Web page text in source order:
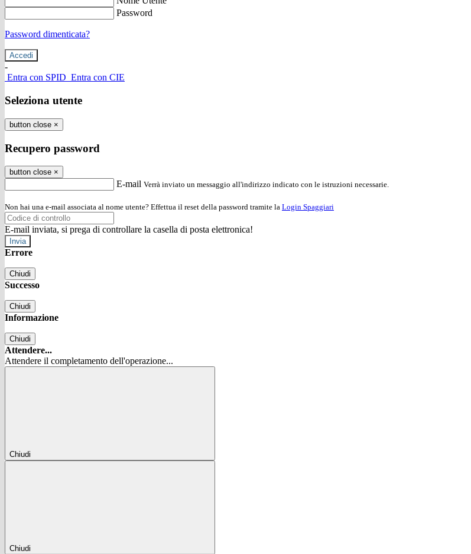
Password
Password dimenticata?
-
Entra con SPID Entra con CIE
Seleziona utente
button close ×
Recupero password
button close ×
E-mail Verrà inviato un messaggio all'indirizzo indicato con le istruzioni necessarie.
Non hai una e-mail associata al nome utente? Effettua il reset della password tramite la Login Spaggiari
E-mail inviata, si prega di controllare la casella di posta elettronica!
Errore
Chiudi
Successo
Chiudi
Informazione
Chiudi
Attendere...
Attendere il completamento dell'operazione...
Chiudi
Chiudi